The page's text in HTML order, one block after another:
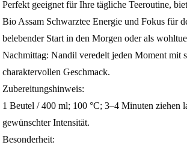
Perfekt geeignet für Ihre tägliche Teeroutine,
Bio Assam Schwarztee Energie und Fokus für
belebender Start in den Morgen oder als
Nachmittag: Nandil veredelt jeden Moment mit
charaktervollen Geschmack.
Zubereitungshinweis:
1 Beutel / 400 ml; 100 °C; 3–4 Minuten ziehen
gewünschter Intensität.
Besonderheit: